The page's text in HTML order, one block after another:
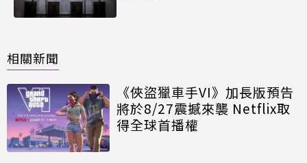
相關新聞
《俠盜獵車手VI》加長版預告
將於8/27震撼來襲 Netflix取
得全球首播權